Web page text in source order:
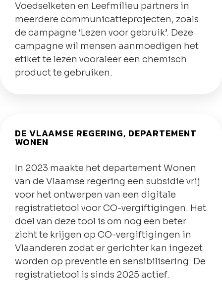
Voedselketen en Leefmilieu partners in
meerdere communicatieprojecten, zoals
de campagne ‘Lezen voor gebruik’. Deze
campagne wil mensen aanmoedigen het
etiket te lezen vooraleer een chemisch
product te gebruiken.
DE VLAAMSE REGERING, DEPARTEMENT
WONEN
In 2023 maakte het departement Wonen
van de Vlaamse regering een subsidie vrij
voor het ontwerpen van een digitale
registratietool voor CO-vergiftigingen. Het
doel van deze tool is om nog een beter
zicht te krijgen op CO-vergiftigingen in
Vlaanderen zodat er gerichter kan ingezet
worden op preventie en sensibilisering. De
registratietool is sinds 2025 actief.